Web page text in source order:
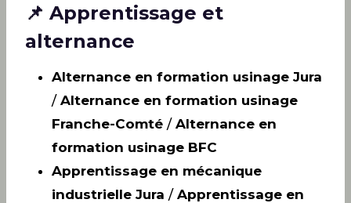
📌 Apprentissage et
alternance
Alternance en formation usinage Jura
/ Alternance en formation usinage
Franche-Comté / Alternance en
formation usinage BFC
Apprentissage en mécanique
industrielle Jura / Apprentissage en